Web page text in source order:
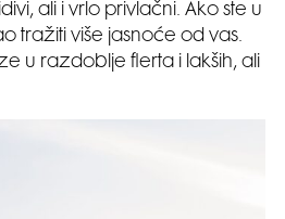
ali i vrlo privlačni. Ako ste u
tražiti više jasnoće od vas.
u razdoblje flerta i lakših, ali